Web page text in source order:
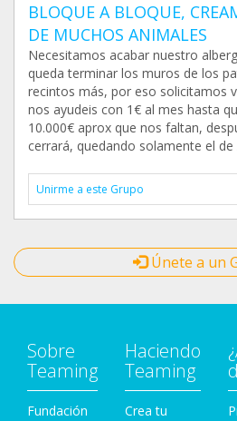
BLOQUE A BLOQUE,
DE MUCHOS ANIMALES
Necesitamos acabar nuestro
queda terminar los muros de los
recintos más, por eso solicitamos
nos ayudeis con 1€ al mes hasta
10.000€ aprox que nos faltan,
cerrará, quedando solamente el de
Unirme a este Grupo
Únete a un
Sobre
Teaming
Fundación
Haciendo
Teaming
Crea tu